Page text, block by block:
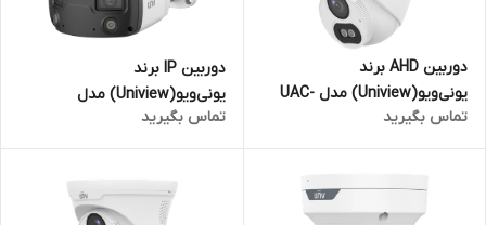
دوربین AHD برند
یونی‌ویو(Uniview) مدل UAC-
مگاپیکسل
تماس بگیرید
دوربین IP برند
یونی‌ویو(Uniview) مدل
بالت 4 مگاپیکسل
تماس بگیرید